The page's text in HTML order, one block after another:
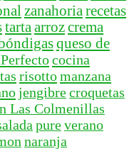
zanahoria recetas
tarta arrozcrema
queso de
cocina
risottomanzana
jengibrecroquetas
Las Colmenillas
pureverano
naranja